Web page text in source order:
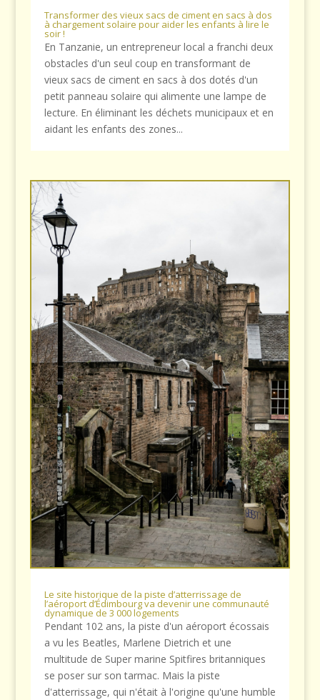
Transformer des vieux sacs de ciment en sacs à dos
à chargement solaire pour aider les enfants à lire le
soir !
En Tanzanie, un entrepreneur local a franchi deux
obstacles d'un seul coup en transformant de
vieux sacs de ciment en sacs à dos dotés d'un
petit panneau solaire qui alimente une lampe de
lecture. En éliminant les déchets municipaux et en
aidant les enfants des zones...
Le site historique de la piste d’atterrissage de
l’aéroport d’Édimbourg va devenir une communauté
dynamique de 3 000 logements
Pendant 102 ans, la piste d'un aéroport écossais
a vu les Beatles, Marlene Dietrich et une
multitude de Super marine Spitfires britanniques
se poser sur son tarmac. Mais la piste
d'atterrissage, qui n'était à l'origine qu'une humble